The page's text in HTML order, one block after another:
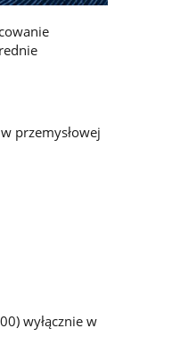
przemysłowej
wyłącznie w